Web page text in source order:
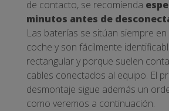
de contacto, se recomienda
minutos antes de
Las baterías se sitúan siempre
coche y son fácilmente
rectangular y porque suelen
cables conectados al equipo. El
desmontaje sigue además un
como veremos a continuación.